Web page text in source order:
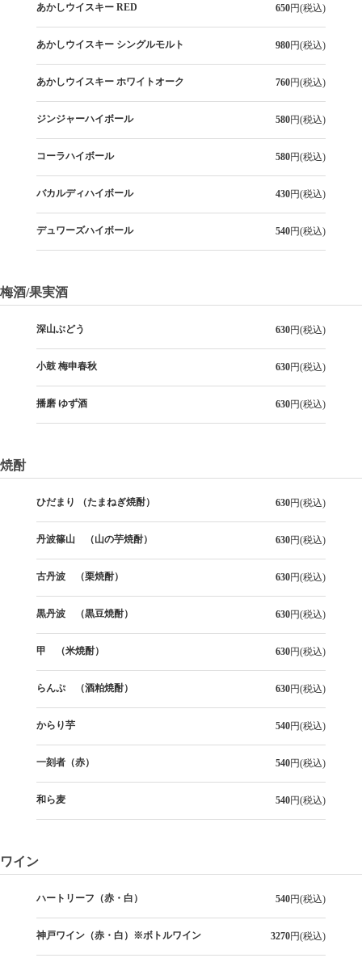
あかしウイスキー RED 650円(税込)
あかしウイスキー シングルモルト 980円(税込)
あかしウイスキー ホワイトオーク 760円(税込)
ジンジャーハイボール 580円(税込)
コーラハイボール 580円(税込)
バカルディハイボール 430円(税込)
デュワーズハイボール 540円(税込)
梅酒/果実酒
深山ぶどう 630円(税込)
小鼓 梅申春秋 630円(税込)
播磨 ゆず酒 630円(税込)
焼酎
ひだまり （たまねぎ焼酎） 630円(税込)
丹波篠山 （山の芋焼酎） 630円(税込)
古丹波 （栗焼酎） 630円(税込)
黒丹波 （黒豆焼酎） 630円(税込)
甲 （米焼酎） 630円(税込)
らんぷ （酒粕焼酎） 630円(税込)
からり芋 540円(税込)
一刻者（赤） 540円(税込)
和ら麦 540円(税込)
ワイン
ハートリーフ（赤・白） 540円(税込)
神戸ワイン（赤・白）※ボトルワイン 3270円(税込)